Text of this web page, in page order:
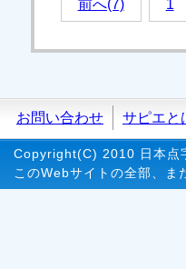
前へ(7) 1
お問い合わせ サピエと
Copyright(C) 2010 日本点
このWebサイトの全部、ま